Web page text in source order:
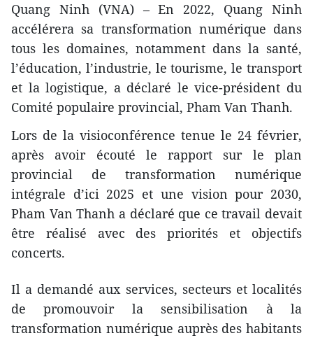
Quang Ninh (VNA) – En 2022, Quang Ninh
accélérera sa transformation numérique dans
tous les domaines, notamment dans la santé,
l’éducation, l’industrie, le tourisme, le transport
et la logistique, a déclaré le vice-président du
Comité populaire provincial, Pham Van Thanh.
Lors de la visioconférence tenue le 24 février,
après avoir écouté le rapport sur le plan
provincial de transformation numérique
intégrale d’ici 2025 et une vision pour 2030,
Pham Van Thanh a déclaré que ce travail devait
être réalisé avec des priorités et objectifs
concerts.
Il a demandé aux services, secteurs et localités
de promouvoir la sensibilisation à la
transformation numérique auprès des habitants